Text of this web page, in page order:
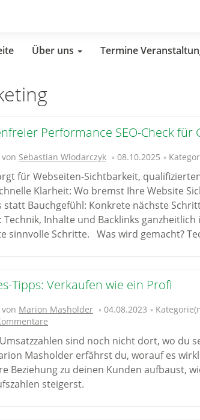
Über uns Termine
Performance SEO-Check für
Sebastian Wlodarczyk 08.10.2025
für Webseiten-Sichtbarkeit,
Klarheit: Wo bremst Ihre Website
statt Bauchgefühl: Konkrete nächste
Technik, Inhalte und Backlinks
sinnvolle Schritte. Was wird gemacht?
Tipps: Verkaufen wie ein Profi
Marion Masholder 04.08.2023
sind noch nicht dort, wo du
Masholder erfährst du, worauf es
Beziehung zu deinen Kunden aufbaust,
steigerst.